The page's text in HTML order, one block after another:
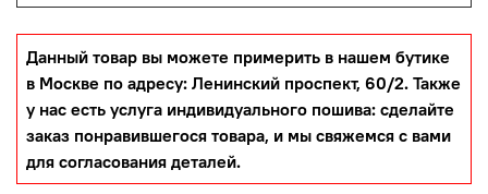
Данный товар вы можете примерить в нашем бутике
в Москве по адресу: Ленинский проспект, 60/2. Также
у нас есть услуга индивидуального пошива: сделайте
заказ понравившегося товара, и мы свяжемся с вами
для согласования деталей.